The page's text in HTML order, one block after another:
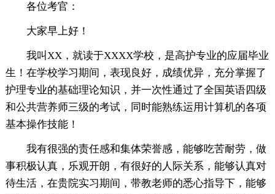
各位考官：
大家早上好！
我叫XX，就读于XXXX学校，是高护专业的应届毕业
生！在学校学习期间，表现良好，成绩优异，充分掌握了
护理专业的基础理论知识，并一次性通过了全国英语四级
和公共营养师三级的考试，同时能熟练运用计算机的各项
基本操作技能！
我有很强的责任感和集体荣誉感，能够吃苦耐劳，做
事积极认真，乐观开朗，有很好的人际关系，能够认真对
待生活，在贵院实习期间，带教老师的悉心指导下，能够